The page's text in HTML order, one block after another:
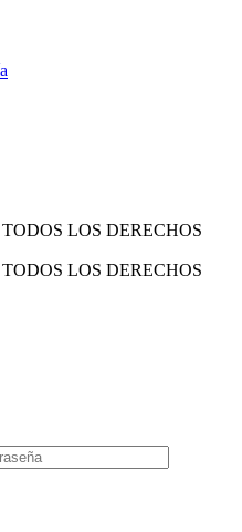
TODOS LOS DERECHOS
TODOS LOS DERECHOS